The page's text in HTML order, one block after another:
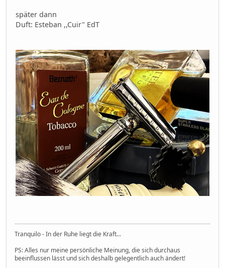
später dann
Duft: Esteban ,,Cuir" EdT
Tranquilo - In der Ruhe liegt die Kraft...
PS: Alles nur meine persönliche Meinung, die sich durchaus
beeinflussen lässt und sich deshalb gelegentlich auch ändert!